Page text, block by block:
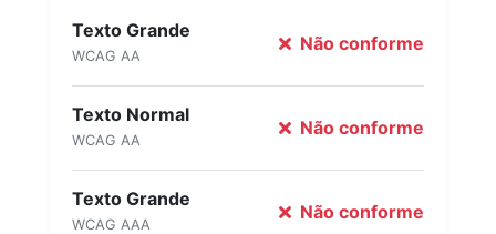
Texto Grande
WCAG AA
Não conforme
Texto Normal
WCAG AA
Não conforme
Texto Grande
WCAG AAA
Não conforme